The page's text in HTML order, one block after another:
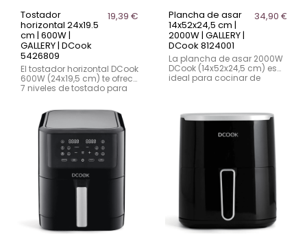
Tostador
horizontal 24x19.5
cm | 600W |
GALLERY | DCook
5426809
19,39 €
El tostador horizontal DCook
600W (24x19,5 cm) te ofrece
7 niveles de tostado para
croissants y más.
Incorpora función de
cancelar, apagado
automático y bandeja
recogemigas para una
fácil limpieza.
Plancha de asar
14x52x24,5 cm |
2000W | GALLERY |
DCook 8124001
34,90 €
La plancha de asar 2000W
DCook (14x52x24,5 cm) es
ideal para cocinar de
regulable y fácil limpieza,
cocina carnes, pescados y
verduras. El manual de
instrucciones está
disponible en la
documentación
descargable.